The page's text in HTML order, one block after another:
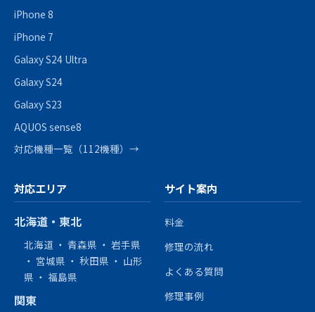
iPhone 8
iPhone 7
Galaxy S24 Ultra
Galaxy S24
Galaxy S23
AQUOS sense8
対応機種一覧（112機種）→
対応エリア
北海道・東北
北海道 ・ 青森県 ・ 岩手県
・ 宮城県 ・ 秋田県 ・ 山形
県 ・ 福島県
関東
サイト案内
料金
修理の流れ
よくある質問
修理事例